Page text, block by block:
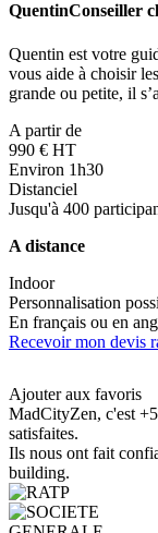
QuentinConseiller
Quentin est votre
vous aide à choisir
grande ou petite, il
A partir de
990 € HT
Environ 1h30
Distanciel
Jusqu'à 400
A distance
Indoor
Personnalisation
En français ou en
Recevoir mon devis
Ajouter aux favoris
MadCityZen, c'est +5
satisfaites.
Ils nous ont fait
building.